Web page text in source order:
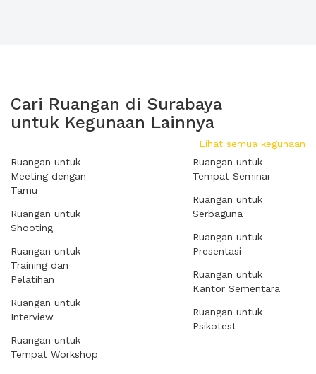
Cari Ruangan di Surabaya
untuk Kegunaan Lainnya
Lihat semua kegunaan
Ruangan untuk
Meeting dengan
Tamu
Ruangan untuk
Shooting
Ruangan untuk
Training dan
Pelatihan
Ruangan untuk
Interview
Ruangan untuk
Tempat Workshop
Ruangan untuk
Tempat Seminar
Ruangan untuk
Serbaguna
Ruangan untuk
Presentasi
Ruangan untuk
Kantor Sementara
Ruangan untuk
Psikotest